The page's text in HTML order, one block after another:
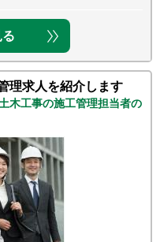
理求人を紹介します
木工事の施工管理担当者の